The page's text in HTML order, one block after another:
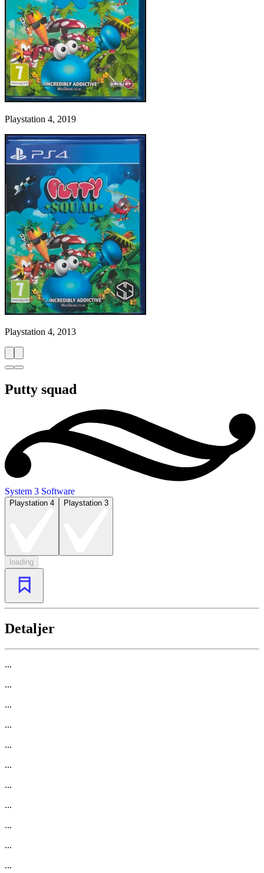
Playstation 4, 2019
Playstation 4, 2013
Putty squad
System 3 Software
Playstation 4 Playstation 3
loading
Detaljer
...
...
...
...
...
...
...
...
...
...
...